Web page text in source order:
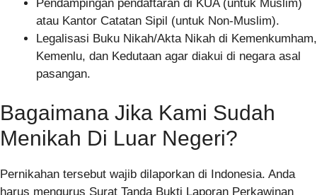
Pendampingan pendaftaran di KUA (untuk Muslim)
atau Kantor Catatan Sipil (untuk Non-Muslim).
Legalisasi Buku Nikah/Akta Nikah di Kemenkumham,
Kemenlu, dan Kedutaan agar diakui di negara asal
pasangan.
Bagaimana Jika Kami Sudah
Menikah Di Luar Negeri?
Pernikahan tersebut wajib dilaporkan di Indonesia. Anda
harus mengurus Surat Tanda Bukti Laporan Perkawinan